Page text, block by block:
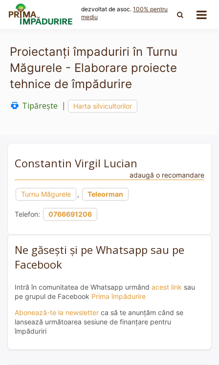
content
dezvoltat de asoc. 100% pentru
mediu
Proiectanți împaduriri în Turnu
Măgurele - Elaborare proiecte
tehnice de împădurire
Tipărește Harta silvicultorilor
Constantin Virgil Lucian
adaugă o recomandare
Turnu Măgurele , Teleorman
Telefon: 0766691206
Ne găsești și pe Whatsapp sau pe
Facebook
Intră în comunitatea de Whatsapp urmând acest link sau
pe grupul de Facebook Prima împădurire
Abonează-te la newsletter ca să te anunțăm când se
lansează următoarea sesiune de finanțare pentru
împăduriri